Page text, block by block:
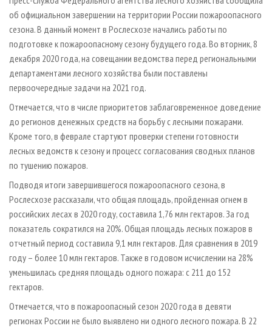
ПРОИЗВОДСТВО ДРЕВЕСНЫХ ПЛИТ
ДЕРЕВЯННОЕ ДОМОСТРОЕНИЕ
ПРОИЗВОДСТВО МЕБЕЛИ
БИОЭНЕРГЕТИКА
ЦБП
ИНСТРУМЕНТ И МАТЕРИАЛЫ
МОБИЛЬНЫЕ ВЫСТАВКИ
ОФИЦИАЛЬНЫЕ ДЕЛЕГАЦИИ
ПРИОРИТЕТНЫЕ ИНВЕСТПРОЕКТЫ
RUSSIAN FORESTRY REVIEW
ГАЗЕТА ЛЕСПРОМФОРУМ
БИБЛИОТЕКА СПЕЦИАЛИСТА
РЕКЛАМА НА САЙТЕ
об официальном завершении на территории России пожароопасного
сезона. В данный момент в Рослесхозе начались работы по
подготовке к пожароопасному сезону будущего года. Во вторник, 8
декабря 2020 года, на совещании ведомства перед региональными
департаментами лесного хозяйства были поставлены
первоочередные задачи на 2021 год.
Отмечается, что в числе приоритетов заблаговременное доведение
до регионов денежных средств на борьбу с лесными пожарами.
Кроме того, в феврале стартуют проверки степени готовности
лесных ведомств к сезону и процесс согласования сводных планов
по тушению пожаров.
Подводя итоги завершившегося пожароопасного сезона, в
Рослесхозе рассказали, что общая площадь, пройденная огнем в
российских лесах в 2020 году, составила 1,76 млн гектаров. За год
показатель сократился на 20%. Общая площадь лесных пожаров в
отчетный период составила 9,1 млн гектаров. Для сравнения в 2019
году – более 10 млн гектаров. Также в годовом исчислении на 28%
уменьшилась средняя площадь одного пожара: с 211 до 152
гектаров.
Отмечается, что в пожароопасный сезон 2020 года в девяти
регионах России не было выявлено ни одного лесного пожара. В 22